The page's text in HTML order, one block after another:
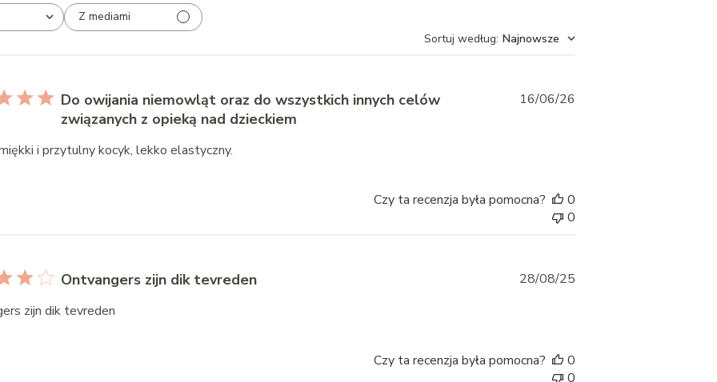
Z mediami
Sortuj według: Najnowsze
Do owijania niemowląt oraz do wszystkich innych celów
związanych z opieką nad dzieckiem
i przytulny kocyk, lekko elastyczny.
16/06/26
Czy ta recenzja była pomocna?
0
0
Ontvangers zijn dik tevreden
zijn dik tevreden
28/08/25
Czy ta recenzja była pomocna?
0
0